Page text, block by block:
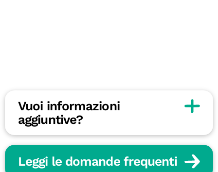
Vuoi informazioni
aggiuntive?
Leggi le domande frequenti